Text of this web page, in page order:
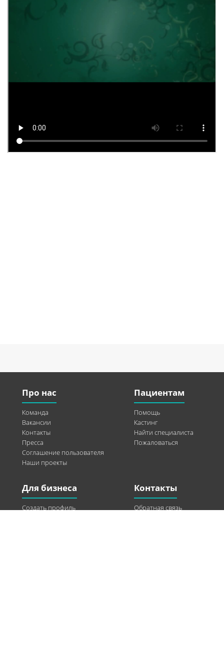
Про нас
Команда
Вакансии
Контакты
Пресса
Соглашение пользователя
Наши проекты
Пациентам
Помощь
Кастинг
Найти специалиста
Пожаловаться
Для бизнеса
Создать профиль
Контакты
Обратная связь